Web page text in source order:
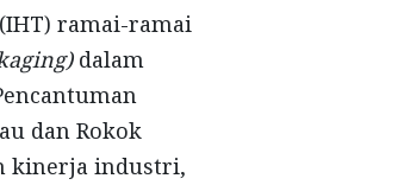
ramai-ramai
dalam
dan Rokok
kinerja industri,